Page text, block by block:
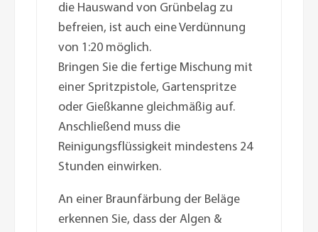
die Hauswand von Grünbelag zu
befreien, ist auch eine Verdünnung
von 1:20 möglich.
Bringen Sie die fertige Mischung mit
einer Spritzpistole, Gartenspritze
oder Gießkanne gleichmäßig auf.
Anschließend muss die
Reinigungsflüssigkeit mindestens 24
Stunden einwirken.
An einer Braunfärbung der Beläge
erkennen Sie, dass der Algen &